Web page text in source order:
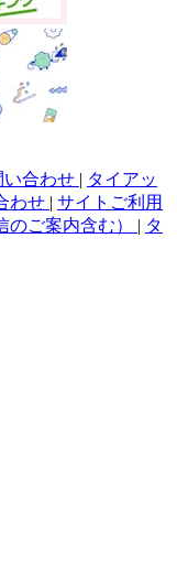
い合わせ | タイアッ
わせ | サイトご利用
のご案内含む） | タ